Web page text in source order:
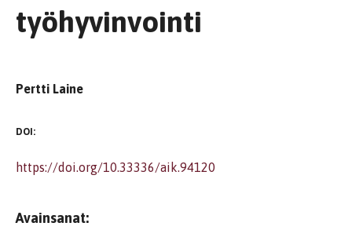
työhyvinvointi
Pertti Laine
DOI:
https://doi.org/10.33336/aik.94120
Avainsanat: